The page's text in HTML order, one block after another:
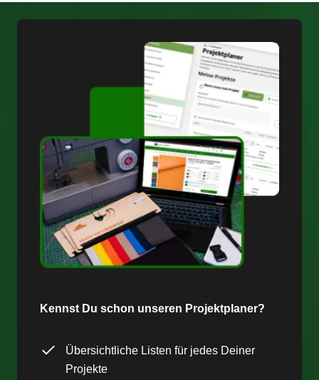
Kennst Du schon unseren Projektplaner?
Übersichtliche Listen für jedes Deiner
Projekte